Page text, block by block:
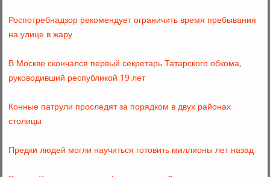
Роспотребнадзор рекомендует ограничить время пребывания
на улице в жару
В Москве скончался первый секретарь Татарского обкома,
руководивший республикой 19 лет
Конные патрули проследят за порядком в двух районах
столицы
Предки людей могли научиться готовить миллионы лет назад